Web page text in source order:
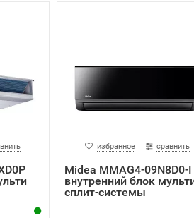
избранное сравнить
Midea MMAG4-09N8D0-I
внутренний блок
сплит-системы